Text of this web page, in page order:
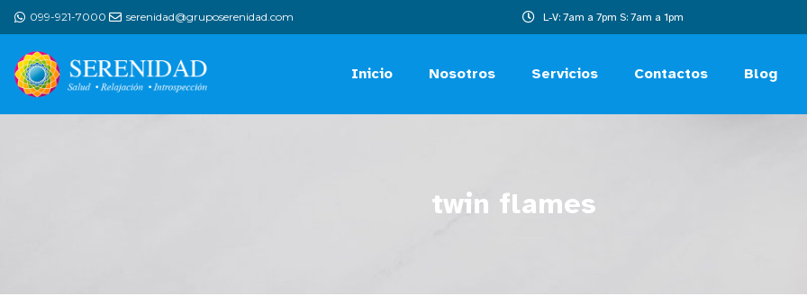
099-921-7000 serenidad@gruposerenidad.com L-V: 7am a 7pm S: 7am a 1pm
Inicio Nosotros Servicios Contactos Blog
twin flames